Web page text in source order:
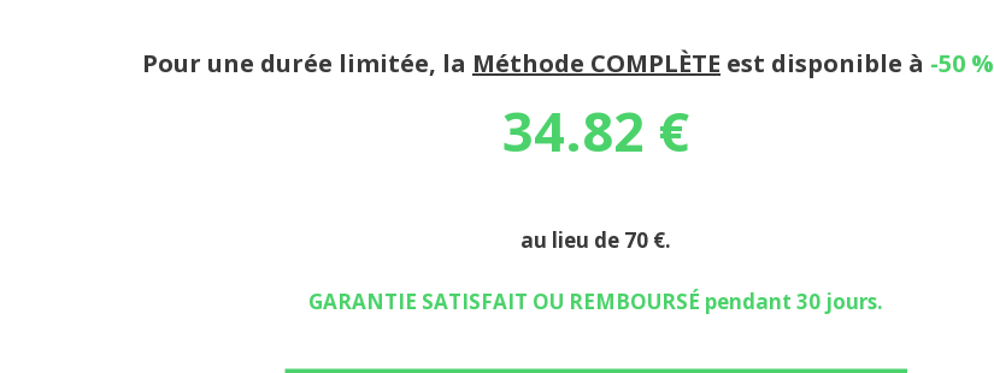
Pour une durée limitée, la Méthode COMPLÈTE est disponible à -50 %
34.82 €
au lieu de 70 €.
GARANTIE SATISFAIT OU REMBOURSÉ pendant 30 jours.